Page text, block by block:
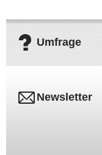
Umfrage
Newsletter